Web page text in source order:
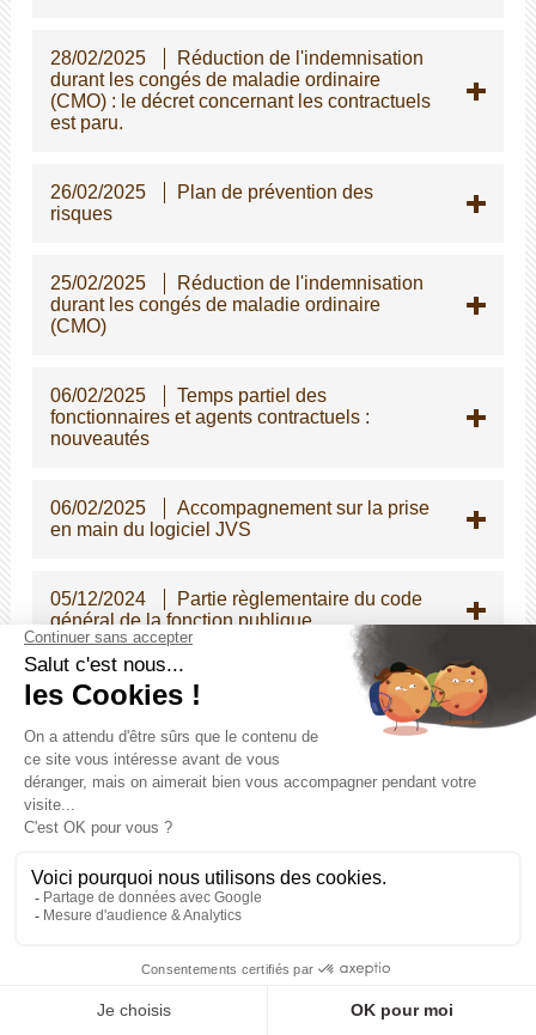
28/02/2025
Réduction de l'indemnisation
durant les congés de maladie ordinaire
(CMO) : le décret concernant les contractuels
est paru.
26/02/2025
Plan de prévention des
risques
25/02/2025
Réduction de l'indemnisation
durant les congés de maladie ordinaire
(CMO)
06/02/2025
Temps partiel des
fonctionnaires et agents contractuels :
nouveautés
06/02/2025
Accompagnement sur la prise
en main du logiciel JVS
05/12/2024
Partie règlementaire du code
général de la fonction publique
04/11/2024
Vos référents carrières sur le
territoire
24/10/2024
Jurisprudence - le
fonctionnaire faisant l'objet de poursuites
disciplinaires doit être informé du droit qu'il a
04/10/2024 Dispositif signalement
les fonctionnaires CNRACL